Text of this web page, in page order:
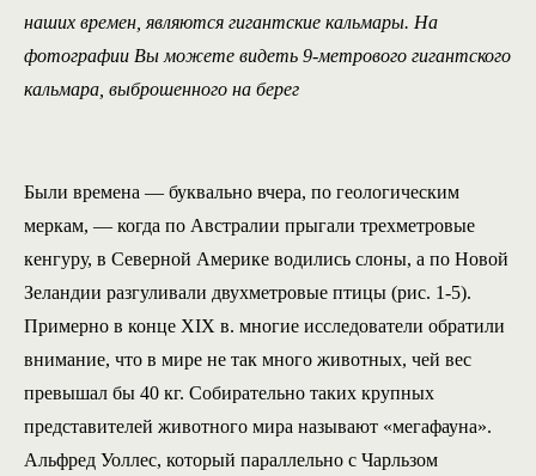
наших времен, являются гигантские кальмары. На
фотографии Вы можете видеть 9-метрового гигантского
кальмара, выброшенного на берег
Были времена — буквально вчера, по геологическим
меркам, — когда по Австралии прыгали трехметровые
кенгуру, в Северной Америке водились слоны, а по Новой
Зеландии разгуливали двухметровые птицы (рис. 1-5).
Примерно в конце XIX в. многие исследователи обратили
внимание, что в мире не так много животных, чей вес
превышал бы 40 кг. Собирательно таких крупных
представителей животного мира называют «мегафауна».
Альфред Уоллес, который параллельно с Чарльзом